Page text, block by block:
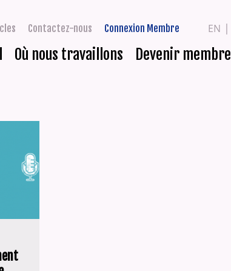
Contactez-nous Connexion Membre
Où nous travaillons Devenir membre
EN